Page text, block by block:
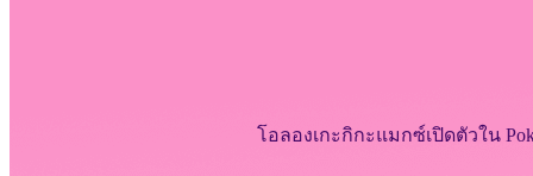
โอลองเกะกิกะแมกซ์เปิดตัวใน